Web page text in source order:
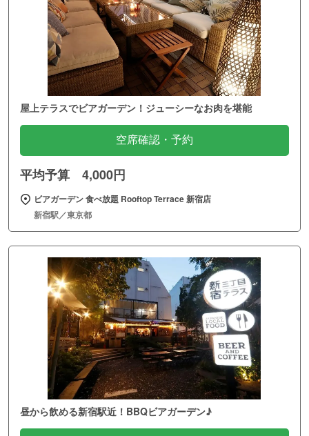
屋上テラスでビアガーデン！ジューシーなお肉を堪能
空席確認・予約
平均予算 4,000円
ビアガーデン 食べ放題 Rooftop Terrace 新宿店
新宿駅／東京都
昼から飲める新宿駅近！BBQビアガーデン♪